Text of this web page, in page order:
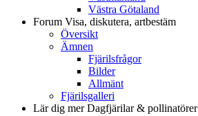
Västra Götaland
Forum Visa, diskutera, artbestäm
Översikt
Ämnen
Fjärilsfrågor
Bilder
Allmänt
Fjärilsgalleri
Lär dig merDagfjärilar & pollinatörer